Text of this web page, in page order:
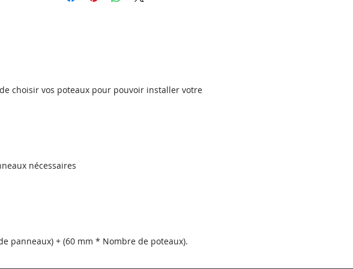
grande qualité pour obtenir un produit
panneau est pourvu de plis de 40 mm,
poteaux.
Il s'agit d'un alliage métallique
offrir une protection et empêcher la
choisir vos poteaux pour pouvoir installer votre
nécessaires
panneaux) + (60 mm * Nombre de poteaux).